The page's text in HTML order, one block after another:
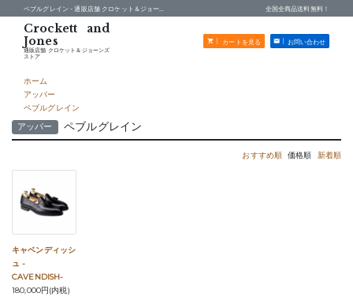
通販店舗 クロケット＆ジョーンズ
ストア
カートを見る お問い合わせ
ペブルグレイン -通販店舗 クロケット＆ジョーンズストア 全国全商品送料無料！
ホーム
アッパー
ペブルグレイン
アッパー ペブルグレイン
おすすめ順 価格順 新着順
キャベンディッシ
ュ -
CAVENDISH-
180,000円(内税)